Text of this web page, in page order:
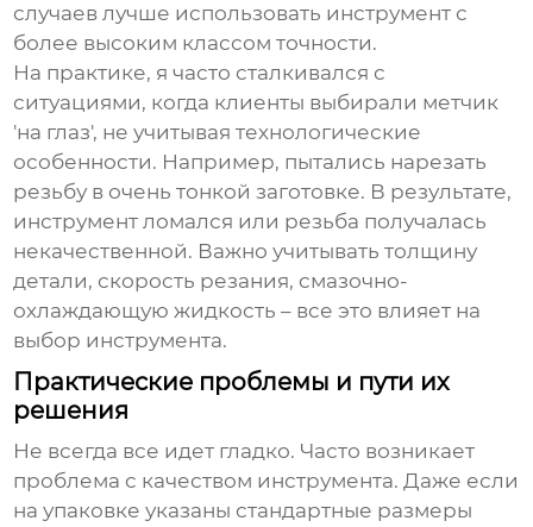
случаев лучше использовать инструмент с
более высоким классом точности.
На практике, я часто сталкивался с
ситуациями, когда клиенты выбирали метчик
'на глаз', не учитывая технологические
особенности. Например, пытались нарезать
резьбу в очень тонкой заготовке. В результате,
инструмент ломался или резьба получалась
некачественной. Важно учитывать толщину
детали, скорость резания, смазочно-
охлаждающую жидкость – все это влияет на
выбор инструмента.
Практические проблемы и пути их
решения
Не всегда все идет гладко. Часто возникает
проблема с качеством инструмента. Даже если
на упаковке указаны стандартные размеры